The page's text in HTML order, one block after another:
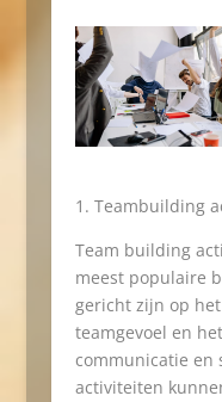
Teambuilding
Team building
meest populaire
gericht zijn op
teamgevoel en
communicatie en
activiteiten